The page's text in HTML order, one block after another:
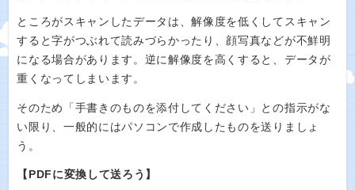
ところがスキャンしたデータは、解像度を低くしてスキャン
すると字がつぶれて読みづらかったり、顔写真などが不鮮明
になる場合があります。逆に解像度を高くすると、データが
重くなってしまいます。
そのため「手書きのものを添付してください」との指示がな
い限り、一般的にはパソコンで作成したものを送りましょ
う。
【PDFに変換して送ろう】